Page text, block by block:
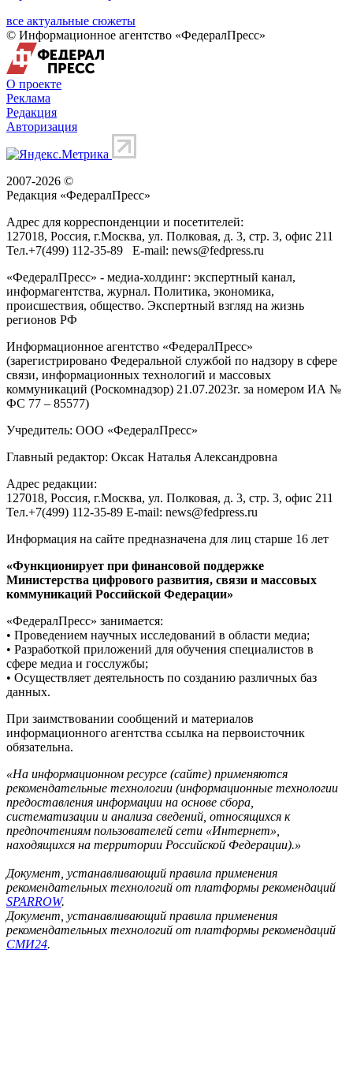
все актуальные сюжеты
© Информационное агентство «ФедералПресс»
О проекте
Реклама
Редакция
Авторизация
2007-2026 ©
Редакция «ФедералПресс»
Адрес для корреспонденции и посетителей:
127018, Россия, г.Москва, ул. Полковая, д. 3, стр. 3, офис 211
Тел.+7(499) 112-35-89 E-mail: news@fedpress.ru
«ФедералПресс» - медиа-холдинг: экспертный канал,
информагентства, журнал. Политика, экономика,
происшествия, общество. Экспертный взгляд на жизнь
регионов РФ
Информационное агентство «ФедералПресс»
(зарегистрировано Федеральной службой по надзору в сфере
связи, информационных технологий и массовых
коммуникаций (Роскомнадзор) 21.07.2023г. за номером ИА №
ФС 77 – 85577)
Учредитель: ООО «ФедералПресс»
Главный редактор: Оксак Наталья Александровна
Адрес редакции:
127018, Россия, г.Москва, ул. Полковая, д. 3, стр. 3, офис 211
Тел.+7(499) 112-35-89 E-mail: news@fedpress.ru
Информация на сайте предназначена для лиц старше 16 лет
«Функционирует при финансовой поддержке
Министерства цифрового развития, связи и массовых
коммуникаций Российской Федерации»
«ФедералПресс» занимается:
• Проведением научных исследований в области медиа;
• Разработкой приложений для обучения специалистов в
сфере медиа и госслужбы;
• Осуществляет деятельность по созданию различных баз
данных.
При заимствовании сообщений и материалов
информационного агентства ссылка на первоисточник
обязательна.
«На информационном ресурсе (сайте) применяются
рекомендательные технологии (информационные технологии
предоставления информации на основе сбора,
систематизации и анализа сведений, относящихся к
предпочтениям пользователей сети «Интернет»,
находящихся на территории Российской Федерации).»
Документ, устанавливающий правила применения
рекомендательных технологий от платформы рекомендаций
SPARROW.
Документ, устанавливающий правила применения
рекомендательных технологий от платформы рекомендаций
СМИ24.